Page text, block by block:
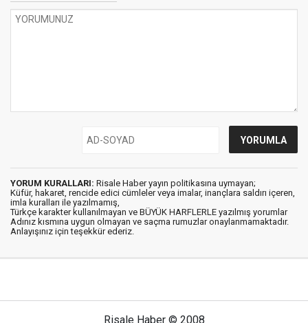
YORUM KURALLARI: Risale Haber yayın politikasına uymayan;
Küfür, hakaret, rencide edici cümleler veya imalar, inançlara saldırı içeren,
imla kuralları ile yazılmamış,
Türkçe karakter kullanılmayan ve BÜYÜK HARFLERLE yazılmış yorumlar
Adınız kısmına uygun olmayan ve saçma rumuzlar onaylanmamaktadır.
Anlayışınız için teşekkür ederiz.
Risale Haber © 2008